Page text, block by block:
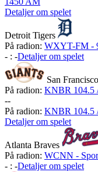
Detaljer om spelet
Detroit Tigers
På radion: WXYT-FM -
- : -Detaljer om spelet
San
På radion: KNBR 104.5
--
På radion: KNBR 104.5
Detaljer om spelet
Atlanta Braves
På radion: WCNN -
- : -Detaljer om spelet